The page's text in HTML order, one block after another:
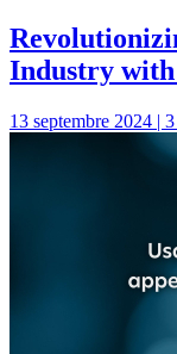
Industry
13 septembre 2024 |